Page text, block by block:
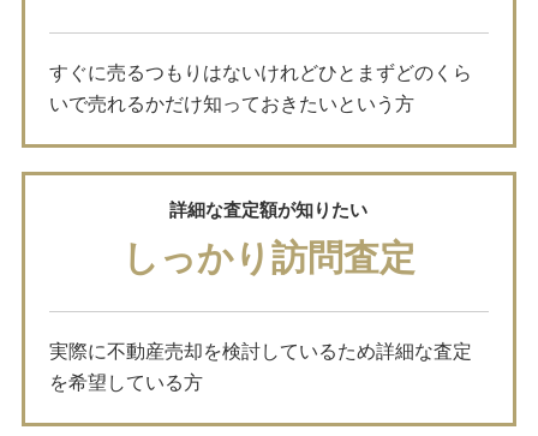
すぐに売るつもりはないけれどひとまずどのくら
いで売れるかだけ知っておきたいという方
詳細な査定額が知りたい
しっかり訪問査定
実際に不動産売却を検討しているため詳細な査定
を希望している方